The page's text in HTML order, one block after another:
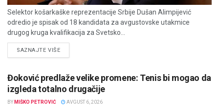
Selektor košarkaške reprezentacije Srbije Dušan Alimpijević
odredio je spisak od 18 kandidata za avgustovske utakmice
drugog kruga kvalifikacija za Svetsko...
SAZNAJTE VIŠEDETAILS
Đoković predlaže velike promene: Tenis bi mogao da
izgleda totalno drugačije
BY MIŠKO PETROVIĆ AVGUST 6, 2026